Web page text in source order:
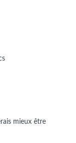
mieux être